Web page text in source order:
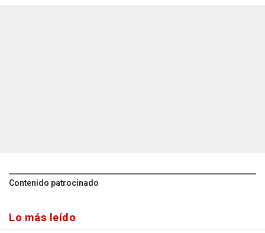
Contenido patrocinado
Lo más leído